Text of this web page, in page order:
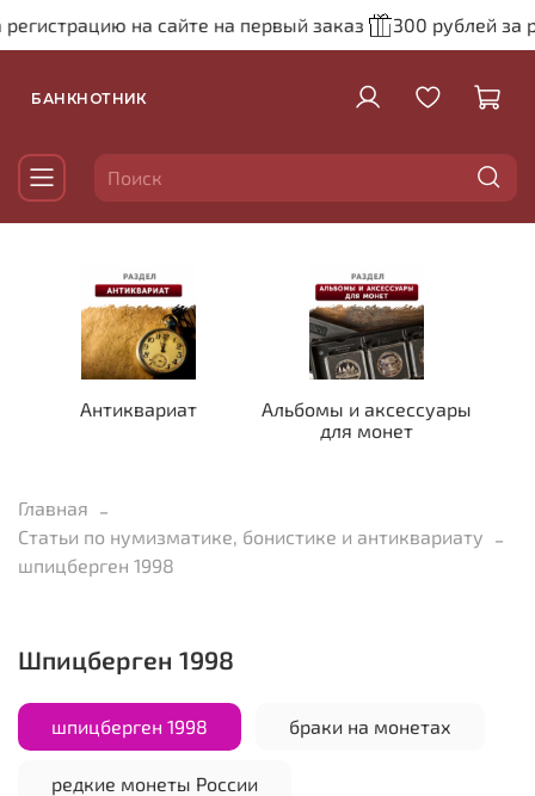
на сайте на первый заказ 300 рублей за
БАНКНОТНИК
Антиквариат
Альбомы и аксессуары
для монет
Главная
Статьи по нумизматике, бонистике и антиквариату
шпицберген 1998
шпицберген 1998
шпицберген 1998 браки на монетах
редкие монеты России